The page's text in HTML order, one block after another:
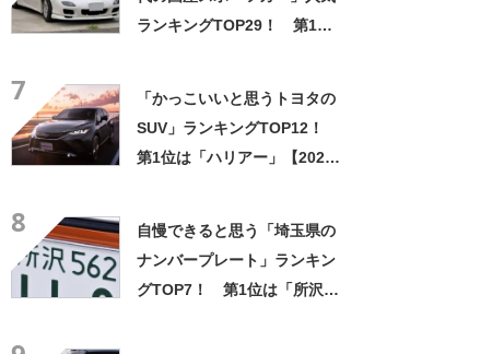
ランキングTOP29！ 第1位
7
「かっこいいと思うトヨタの
SUV」ランキングTOP12！
第1位は「ハリアー」【2025
8
自慢できると思う「埼玉県の
ナンバープレート」ランキン
グTOP7！ 第1位は「所沢」